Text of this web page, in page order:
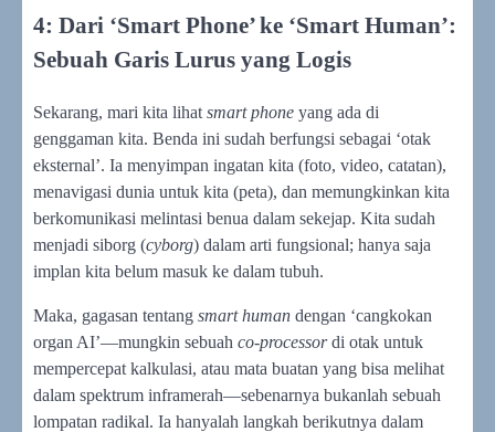
4: Dari ‘Smart Phone’ ke ‘Smart Human’:
Sebuah Garis Lurus yang Logis
Sekarang, mari kita lihat smart phone yang ada di
genggaman kita. Benda ini sudah berfungsi sebagai ‘otak
eksternal’. Ia menyimpan ingatan kita (foto, video, catatan),
menavigasi dunia untuk kita (peta), dan memungkinkan kita
berkomunikasi melintasi benua dalam sekejap. Kita sudah
menjadi siborg (cyborg) dalam arti fungsional; hanya saja
implan kita belum masuk ke dalam tubuh.
Maka, gagasan tentang smart human dengan ‘cangkokan
organ AI’—mungkin sebuah co-processordi otak untuk
mempercepat kalkulasi, atau mata buatan yang bisa melihat
dalam spektrum inframerah—sebenarnya bukanlah sebuah
lompatan radikal. Ia hanyalah langkah berikutnya dalam